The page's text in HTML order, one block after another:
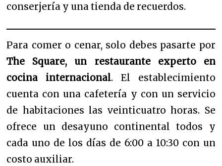
conserjería y una tienda de recuerdos.
Para comer o cenar, solo debes pasarte por
The Square, un restaurante experto en
cocina internacional. El establecimiento
cuenta con una cafetería y con un servicio
de habitaciones las veinticuatro horas. Se
ofrece un desayuno continental todos y
cada uno de los días de 6:00 a 10:30 con un
costo auxiliar.